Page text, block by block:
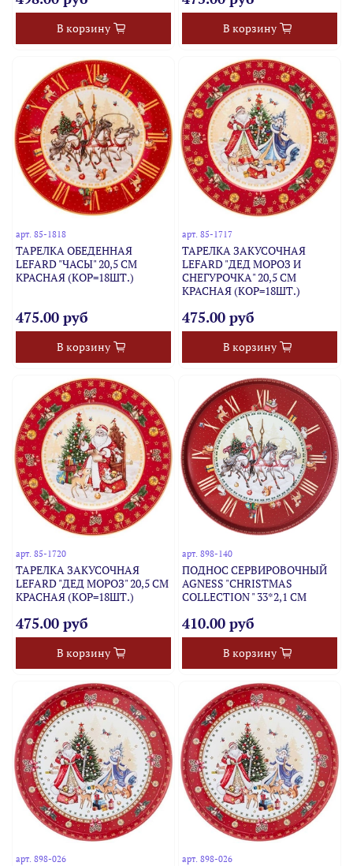
В корзину В корзину
арт.85-1818
ТАРЕЛКА ОБЕДЕННАЯ
LEFARD "ЧАСЫ" 20,5 СМ
КРАСНАЯ (КОР=18ШТ.)
475.00 руб
В корзину
арт. 85-1717
ТАРЕЛКА ЗАКУСОЧНАЯ
LEFARD "ДЕД МОРОЗ И
СНЕГУРОЧКА" 20,5 СМ
КРАСНАЯ (КОР=18ШТ.)
475.00 руб
В корзину
арт.85-1720
ТАРЕЛКА ЗАКУСОЧНАЯ
LEFARD "ДЕД МОРОЗ" 20,5 СМ
КРАСНАЯ (КОР=18ШТ.)
475.00 руб
В корзину
арт. 898-140
ПОДНОС СЕРВИРОВОЧНЫЙ
AGNESS "CHRISTMAS
COLLECTION " 33*2,1 СМ
410.00 руб
В корзину
арт.898-026 арт. 898-026